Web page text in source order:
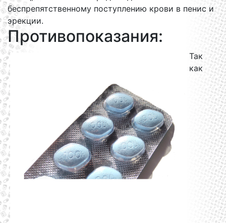
беспрепятственному поступлению крови в пенис и
эрекции.
Противопоказания:
Так
как